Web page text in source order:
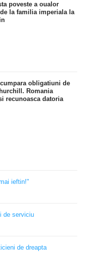
poveste a oualor
la familia imperiala la
obligatiuni de
Romania
recunoasca datoria
ieftin!"
de serviciu
de dreapta